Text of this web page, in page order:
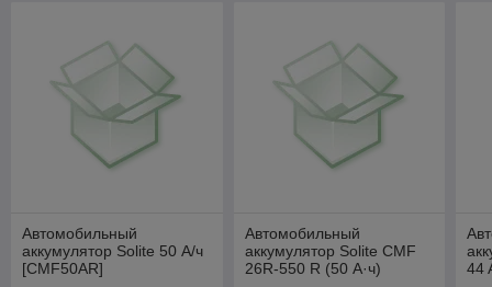
Автомобильный
аккумулятор Solite 50 А/ч
[CMF50AR]
Автомобильный
аккумулятор Solite CMF
26R-550 R (50 А·ч)
44